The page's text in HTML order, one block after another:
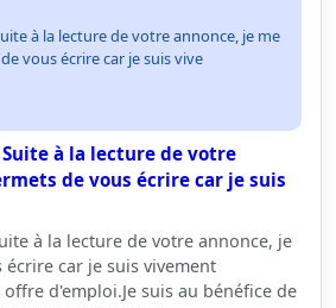
à la lecture de votre annonce, je me
vous écrire car je suis vive
à la lecture de votre
de vous écrire car je suis
à la lecture de votre annonce, je
écrire car je suis vivement
d'emploi.Je suis au bénéfice de